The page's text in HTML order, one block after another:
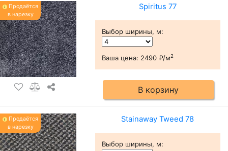
Продаётся
в нарезку
Spiritus 77
Выбор ширины, м:
Ваша цена: 2490 ₽/м2
В корзину
Продаётся
в нарезку
Stainaway Tweed 78
Выбор ширины, м: